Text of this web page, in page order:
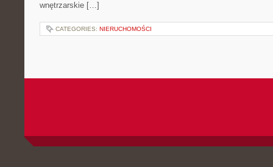
wnętrzarskie […]
CATEGORIES: NIERUCHOMOŚCI